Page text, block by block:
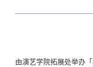
由演艺学院拓展处举办